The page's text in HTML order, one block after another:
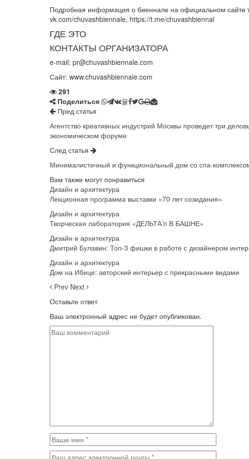
Подробная информация о биеннале на официальном сайте
vk.com/chuvashbiennale, https://t.me/chuvashbiennal
ГДЕ ЭТО
КОНТАКТЫ ОРГАНИЗАТОРА
e-mail: pr@chuvashbiennale.com
Сайт: www.chuvashbiennale.com
291
Поделиться
Пред статья
Агентство креативных индустрий Москвы проведет три
экономическом форуме
След статья
Минималистичный и функциональный дом со спа-
Вам также могут понравиться
Дизайн и архитектура
Лекционная программа выставки «70 лет созидания»
Дизайн и архитектура
Творческая лаборатория «ДЕЛЬТА’n В БАШНЕ»
Дизайн и архитектура
Дмитрий Булавин: Топ-3 фишки в работе с дизайнером
Дизайн и архитектура
Дом на Ибице: авторский интерьер с прекрасными видами
Prev Next
Оставьте ответ
Ваш электронный адрес не будет опубликован.